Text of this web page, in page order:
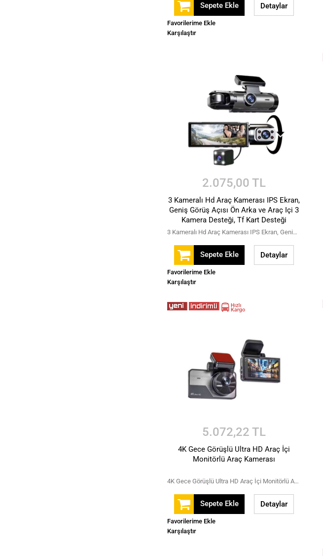
Sepete Ekle Detaylar
Favorilerime Ekle
Karşılaştır
2.075,00 TL
3 Kameralı Hd Araç Kamerası IPS Ekran,
Geniş Görüş Açısı Ön Arka ve Araç Içi 3
Kamera Desteği, Tf Kart Desteği
3 Kameralı Hd Araç Kamerası IPS Ekran, Geniş Görüş Açısı Ön Arka ve Araç Içi 3 Kamera Desteği, Tf Kart Desteği
Sepete Ekle Detaylar
Favorilerime Ekle
Karşılaştır
5.072,22 TL
4K Gece Görüşlü Ultra HD Araç İçi
Monitörlü Araç Kamerası
4K Gece Görüşlü Ultra HD Araç İçi Monitörlü Araç Kamerası
Sepete Ekle Detaylar
Favorilerime Ekle
Karşılaştır